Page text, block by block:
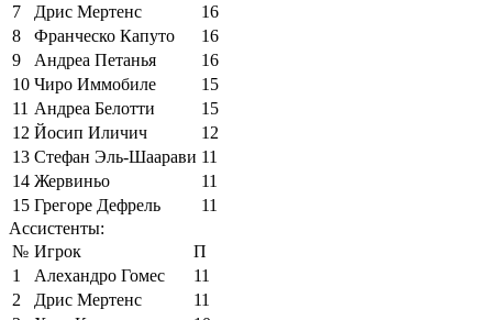
7
Дрис Мертенс
16
8
Франческо Капуто
16
9
Андреа Петанья
16
10 Чиро Иммобиле
15
11 Андреа Белотти
15
12 Йосип Иличич
12
13 Стефан Эль-Шаарави 11
14 Жервиньо
11
15 Грегоре Дефрель
11
Ассистенты:
№ Игрок
П
1
Алехандро Гомес
11
2
Дрис Мертенс
11